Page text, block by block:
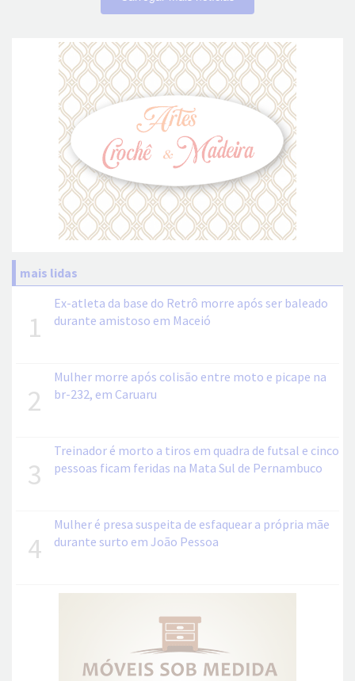
mais lidas
1
Ex-atleta da base do Retrô morre após ser baleado
durante amistoso em Maceió
2
Mulher morre após colisão entre moto e picape na
br-232, em Caruaru
3
Treinador é morto a tiros em quadra de futsal e cinco
pessoas ficam feridas na Mata Sul de Pernambuco
4
Mulher é presa suspeita de esfaquear a própria mãe
durante surto em João Pessoa